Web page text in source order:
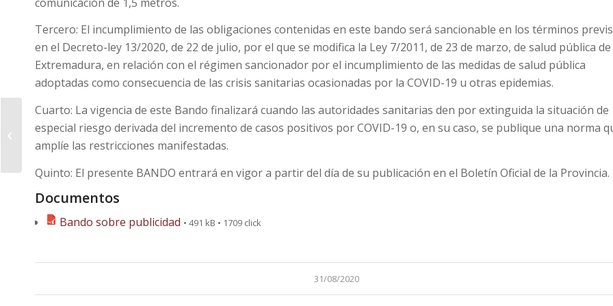
Tercero: El incumplimiento de las obligaciones contenidas en este bando será sancionable en los términos
en el Decreto-ley 13/2020, de 22 de julio, por el que se modifica la Ley 7/2011, de 23 de marzo, de salud pública de
Extremadura, en relación con el régimen sancionador por el incumplimiento de las medidas de salud pública
adoptadas como consecuencia de las crisis sanitarias ocasionadas por la COVID-19 u otras epidemias.
Cuarto: La vigencia de este Bando finalizará cuando las autoridades sanitarias den por extinguida la situación de
especial riesgo derivada del incremento de casos positivos por COVID-19 o, en su caso, se publique una norma
amplíe las restricciones manifestadas.
Quinto: El presente BANDO entrará en vigor a partir del día de su publicación en el Boletín Oficial de la Provincia.
Documentos
Bando sobre publicidad • 491 kB • 1709 click
31/08/2020
La vicepresidenta
primera del Gobierno
de España, Carmen